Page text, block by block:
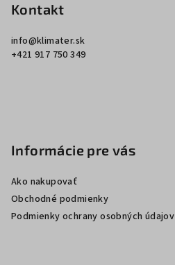
Kontakt
info@klimater.sk
+421 917 750 349
Informácie pre vás
Ako nakupovať
Obchodné podmienky
Podmienky ochrany osobných údajov